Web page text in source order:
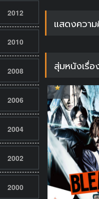
2012
2010
2008
2006
2004
2002
2000
แสดงความ
สุ่มหนังเรื่อ